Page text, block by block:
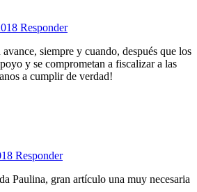
Responder
siempre y cuando, después que los
y se comprometan a fiscalizar a las
a cumplir de verdad!
Responder
Paulina, gran artículo una muy necesaria